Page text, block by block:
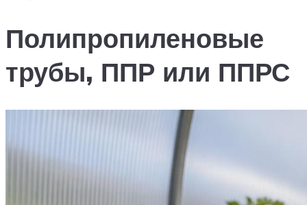
Полипропиленовые
трубы, ППР или ППРС